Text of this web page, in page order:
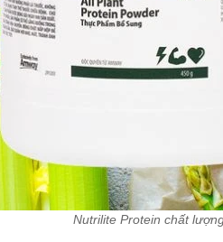
Nutrilite Protein chất